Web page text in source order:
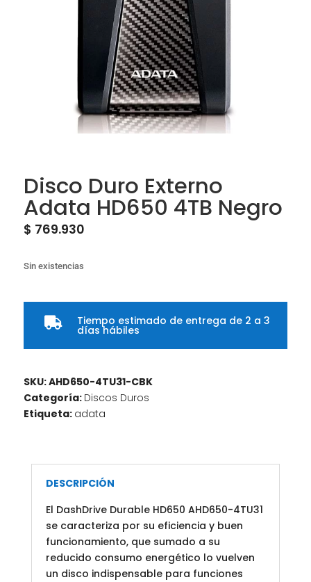
Disco Duro Externo
Adata HD650 4TB Negro
$ 769.930
Sin existencias
 Tiempo estimado de entrega de 2 a 3
días hábiles
SKU:AHD650-4TU31-CBK
Categoría: Discos Duros
Etiqueta: adata
DESCRIPCIÓN
El DashDrive Durable HD650 AHD650-4TU31
se caracteriza por su eficiencia y buen
funcionamiento, que sumado a su
reducido consumo energético lo vuelven
un disco indispensable para funciones